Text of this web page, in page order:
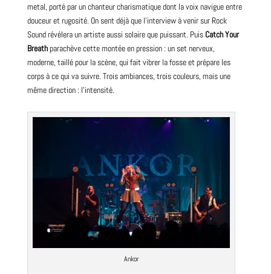
metal , porté par un chanteur charismatique dont la voix navigue entre
douceur et rugosité. On sent déjà que l’interview à venir sur Rock
Sound révélera un artiste aussi solaire que puissant. Puis Catch Your
Breathparachève cette montée en pression : un set nerveux,
moderne, taillé pour la scène, qui fait vibrer la fosse et prépare les
corps à ce qui va suivre. Trois ambiances, trois couleurs, mais une
même direction : l’intensité.
Ankor